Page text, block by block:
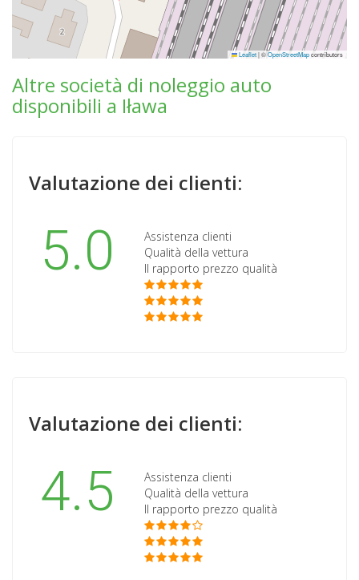
Leaflet|©OpenStreetMapcontributors
Altre società di noleggio auto
disponibili a Iława
Valutazione dei clienti:
5.0
Assistenza clienti
Qualità della vettura
Il rapporto prezzo qualità
Valutazione dei clienti:
4.5
Assistenza clienti
Qualità della vettura
Il rapporto prezzo qualità